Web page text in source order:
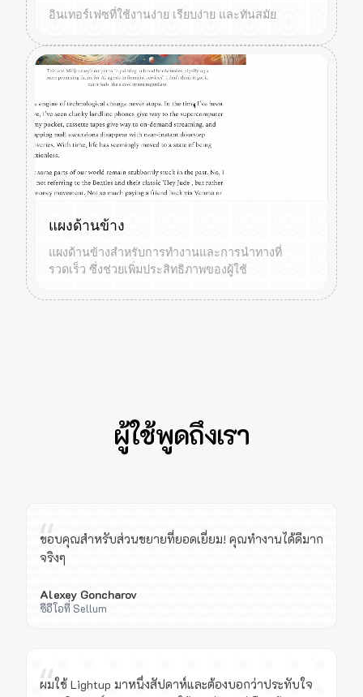
อินเทอร์เฟซที่ใช้งานง่าย เรียบง่าย และทันสมัย
แผงด้านข้าง
แผงด้านข้างสำหรับการทำงานและการนำทางที่
รวดเร็ว ซึ่งช่วยเพิ่มประสิทธิภาพของผู้ใช้
ผู้ใช้พูดถึงเรา
“
ขอบคุณสำหรับส่วนขยายที่ยอดเยี่ยม! คุณทำงานได้ดีมาก
จริงๆ
Alexey Goncharov
ซีอีโอที่ Sellum
“
ผมใช้ Lightup มาหนึ่งสัปดาห์และต้องบอกว่าประทับใจ